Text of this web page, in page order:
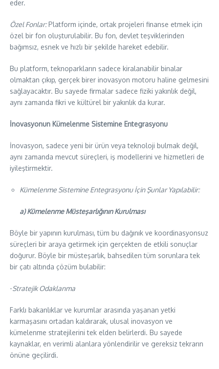
eder.
Özel Fonlar:Platform içinde, ortak projeleri finanse etmek için
özel bir fon oluşturulabilir. Bu fon, devlet teşviklerinden
bağımsız, esnek ve hızlı bir şekilde hareket edebilir.
​Bu platform, teknoparkların sadece kiralanabilir binalar
olmaktan çıkıp, gerçek birer inovasyon motoru haline gelmesini
sağlayacaktır. Bu sayede firmalar sadece fiziki yakınlık değil,
aynı zamanda fikri ve kültürel bir yakınlık da kurar.
İnovasyonun Kümelenme Sistemine Entegrasyonu
​İnovasyon, sadece yeni bir ürün veya teknoloji bulmak değil,
aynı zamanda mevcut süreçleri, iş modellerini ve hizmetleri de
iyileştirmektir.
Kümelenme Sistemine Entegrasyonu İçin Şunlar Yapılabilir:
a) Kümelenme Müsteşarlığının Kurulması
Böyle bir yapının kurulması, tüm bu dağınık ve koordinasyonsuz
süreçleri bir araya getirmek için gerçekten de etkili sonuçlar
doğurur. Böyle bir müsteşarlık, bahsedilen tüm sorunlara tek
bir çatı altında çözüm bulabilir:
​-Stratejik Odaklanma
Farklı bakanlıklar ve kurumlar arasında yaşanan yetki
karmaşasını ortadan kaldırarak, ulusal inovasyon ve
kümelenme stratejilerini tek elden belirlerdi. Bu sayede
kaynaklar, en verimli alanlara yönlendirilir ve gereksiz tekrarın
önüne geçilirdi.